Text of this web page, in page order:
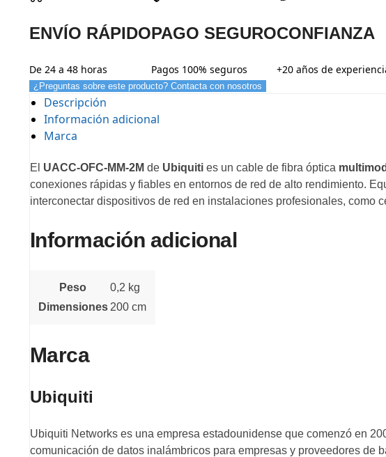
ENVÍO RÁPIDO
De 24 a 48 horas
PAGO SEGURO
Pagos 100% seguros
CONFIANZA
+20 años de
¿Preguntas sobre este producto? Contacta con nosotros
Descripción
Información adicional
Marca
El UACC-OFC-MM-2M de Ubiquities un cable de fibra óptica
conexiones rápidas y fiables en entornos de red de alto rendimiento.
interconectar dispositivos de red en instalaciones profesionales, como
Información adicional
Peso
0,2 kg
Dimensiones 200 cm
Marca
Ubiquiti
Ubiquiti Networks es una empresa estadounidense que comenzó en
comunicación de datos inalámbricos para empresas y proveedores de